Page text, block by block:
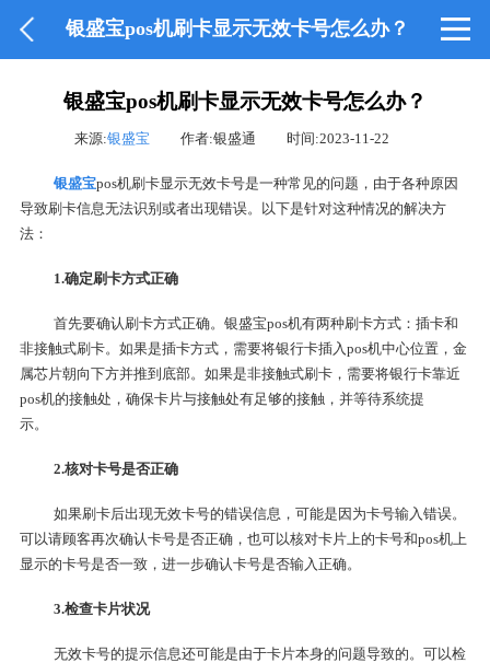
银盛宝pos机刷卡显示无效卡号怎么办？
银盛宝pos机刷卡显示无效卡号怎么办？
来源:银盛宝 作者:银盛通 时间:2023-11-22
银盛宝pos机刷卡显示无效卡号是一种常见的问题，由于各种原因
导致刷卡信息无法识别或者出现错误。以下是针对这种情况的解决方
法：
1.确定刷卡方式正确
首先要确认刷卡方式正确。银盛宝pos机有两种刷卡方式：插卡和
非接触式刷卡。如果是插卡方式，需要将银行卡插入pos机中心位置，金
属芯片朝向下方并推到底部。如果是非接触式刷卡，需要将银行卡靠近
pos机的接触处，确保卡片与接触处有足够的接触，并等待系统提
示。
2.核对卡号是否正确
如果刷卡后出现无效卡号的错误信息，可能是因为卡号输入错误。
可以请顾客再次确认卡号是否正确，也可以核对卡片上的卡号和pos机上
显示的卡号是否一致，进一步确认卡号是否输入正确。
3.检查卡片状况
无效卡号的提示信息还可能是由于卡片本身的问题导致的。可以检